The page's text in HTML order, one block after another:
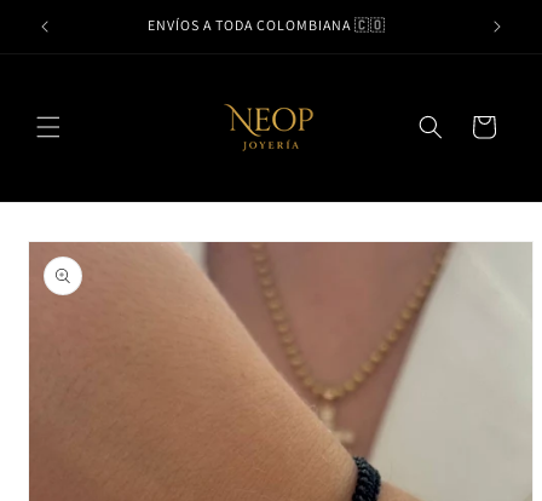
directamente
ENVÍOS A TODA COLOMBIANA 🇨🇴
Carrito
directamente
a la
información